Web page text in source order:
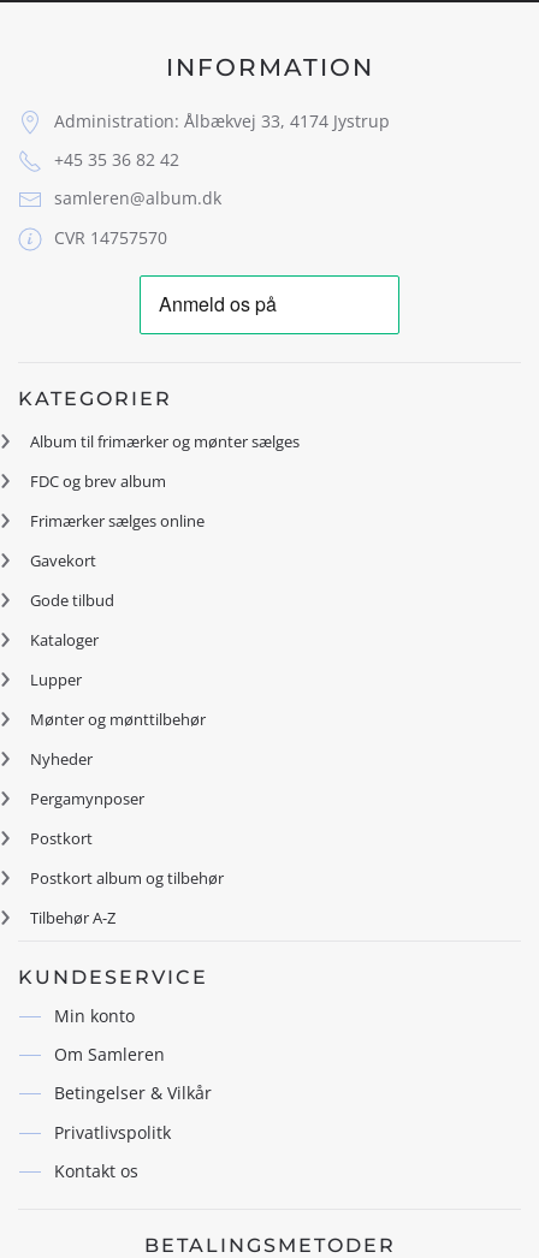
INFORMATION
Administration: Ålbækvej 33, 4174 Jystrup
+45 35 36 82 42
samleren@album.dk
CVR 14757570
KATEGORIER
Album til frimærker og mønter sælges
FDC og brev album
Frimærker sælges online
Gavekort
Gode tilbud
Kataloger
Lupper
Mønter og mønttilbehør
Nyheder
Pergamynposer
Postkort
Postkort album og tilbehør
Tilbehør A-Z
KUNDESERVICE
Min konto
Om Samleren
Betingelser & Vilkår
Privatlivspolitk
Kontakt os
BETALINGSMETODER